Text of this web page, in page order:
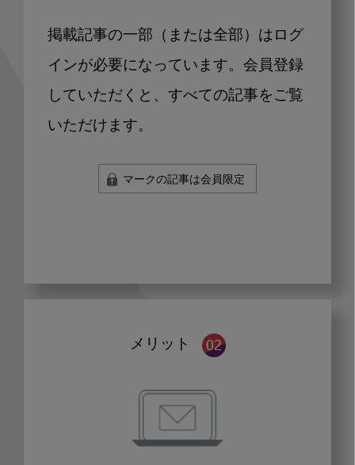
掲載記事の一部（または全部）はログ
インが必要になっています。会員登録
していただくと、すべての記事をご覧
いただけます。
マークの記事は会員限定
メリット